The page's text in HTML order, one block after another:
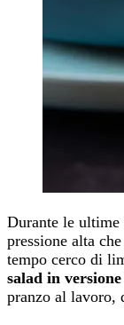
Durante le ultime
pressione alta
tempo cerco di
salad in
pranzo al lavoro,